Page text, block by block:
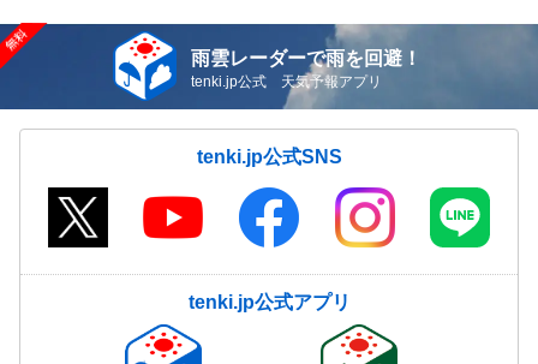
雨雲レーダーで雨を回避！
tenki.jp公式 天気予報アプリ
tenki.jp公式SNS
tenki.jp公式アプリ